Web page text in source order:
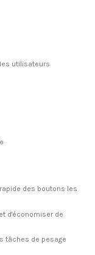
utilisateurs
des boutons les
d'économiser de
tâches de pesage